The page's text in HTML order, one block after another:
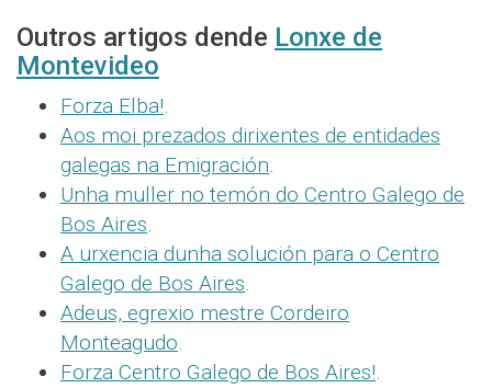
Outros artigos dende Lonxe de
Montevideo
Forza Elba!.
Aos moi prezados dirixentes de entidades
galegas na Emigración.
Unha muller no temón do Centro Galego de
Bos Aires.
A urxencia dunha solución para o Centro
Galego de Bos Aires.
Adeus, egrexio mestre Cordeiro
Monteagudo.
Forza Centro Galego de Bos Aires!.